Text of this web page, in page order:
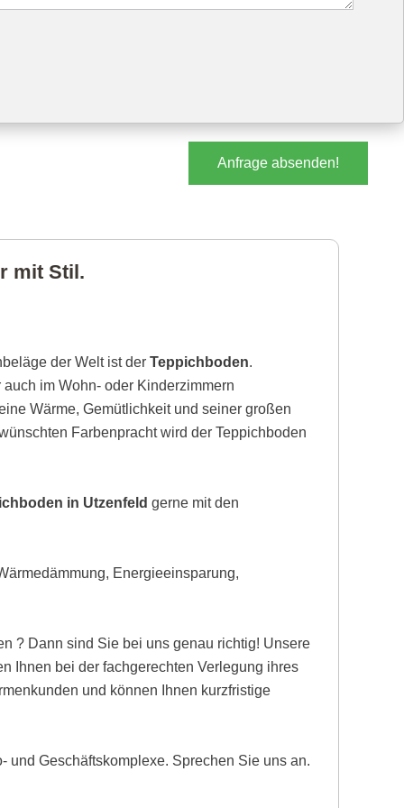
Anfrage absenden!
mit Stil.
der Welt ist derTeppichboden.
im Wohn- oder Kinderzimmern
Wärme, Gemütlichkeit und seiner großen
Farbenpracht wird der Teppichboden
in Utzenfeld gerne mit den
Energieeinsparung,
? Dann sind Sie bei uns genau richtig! Unsere
Ihnen bei der fachgerechten Verlegung ihres
und können Ihnen kurzfristige
und Geschäftskomplexe. Sprechen Sie uns an.